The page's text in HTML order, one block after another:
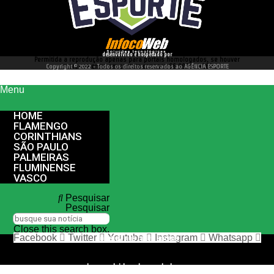
desenvolvido e hospedado por
Permitida a reprodução apenas para portais homologados, se houver
interesse entre em contato conosco 66 99977 4262
Copyright © 2022 - Todos os direitos reservados ao AGÊNCIA ESPORTE
Menu
HOME
FLAMENGO
CORINTHIANS
SÃO PAULO
PALMEIRAS
FLUMINENSE
VASCO
Pesquisar
Pesquisar
Close this search box.
nos siga nas redes sociais
Facebook Twitter Youtube Instagram Whatsapp
desenvolvido e hospedado por